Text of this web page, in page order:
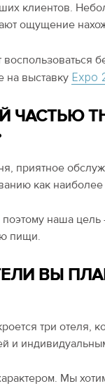
клиентов.
ощущение
на выставку Expo
приятное
как
наша
пищи.
ВЫ
три отеля,
и
Мы